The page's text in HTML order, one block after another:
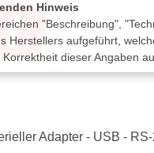
Hinweis
"Beschreibung",
Herstellers aufgeführt,
dieser Angaben
Adapter - USB -